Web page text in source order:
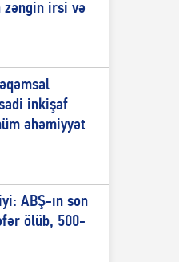
zəngin irsi və
inkişaf
əhəmiyyət
ABŞ-ın son
ölüb, 500-